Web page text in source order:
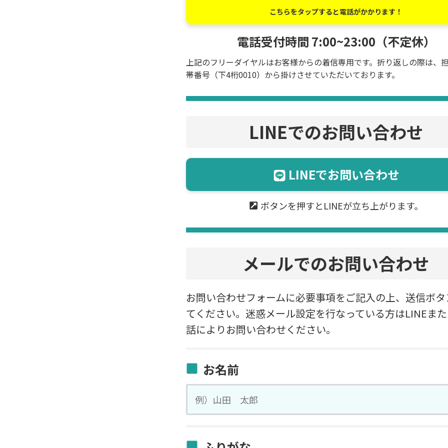
こちらをタップすると電話がかかります！
電話受付時間 7:00~23:00（不定休）
上記のフリーダイヤルはお客様からの着信専用です。折り返しの際は、
帯番号（下4桁0010）から掛けさせていただいております。
LINEでのお問い合わせ
LINEでお問い合わせ
ボタンを押すとLINEが立ち上がります。
メールでのお問い合わせ
お問い合わせフォームに必要事項をご記入の上、送信ボ
てください。迷惑メール設定を行なっている方はLINEま
話によりお問い合わせください。
お名前